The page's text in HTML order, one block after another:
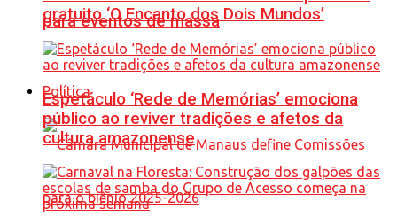
para eventos de massa
Política
gratuito ‘O Encanto dos Dois Mundos’
Espetáculo ‘Rede de Memórias’ emociona
público ao reviver tradições e afetos da
cultura amazonense